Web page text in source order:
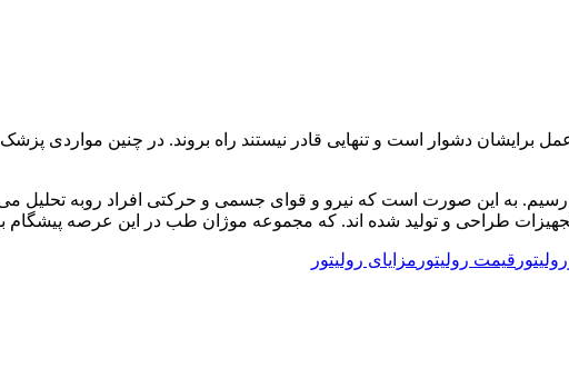
دشوار است و تنهایی قادر نیستند راه بروند. در چنین مواردی پزشک
به این صورت است که نیرو و قوای جسمی و حرکتی افراد روبه تحلیل
تجهیزات طراحی و تولید شده اند. که مجموعه موژان طب در این عرصه پیشگام
رولیتور قیمت رولیتور مزایای رولیتور